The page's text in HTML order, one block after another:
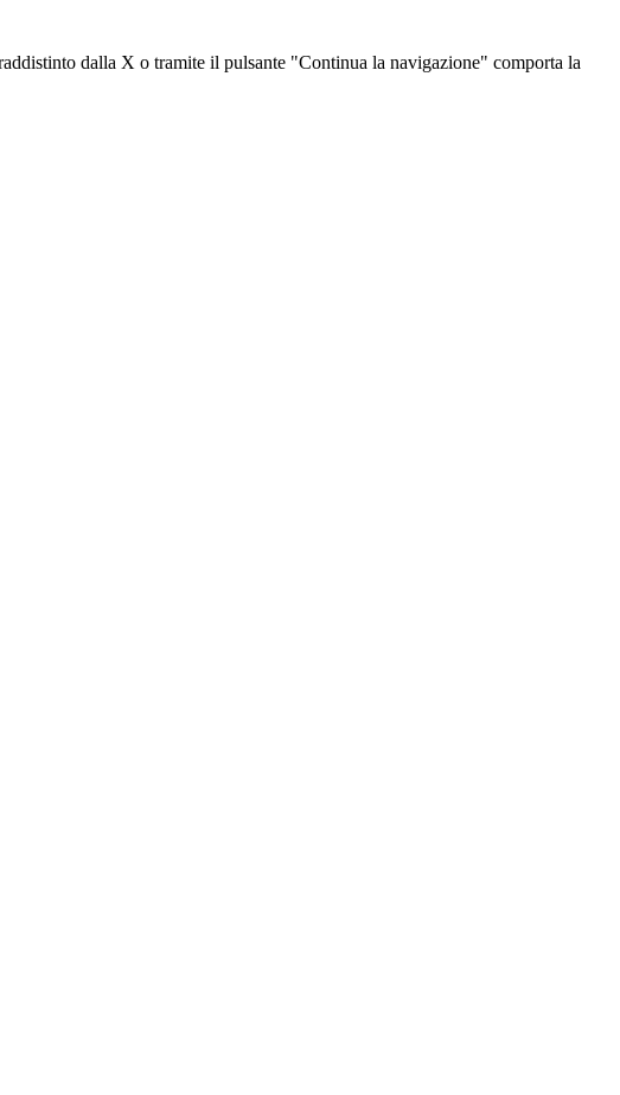
dalla X o tramite il pulsante "Continua la navigazione" comporta la